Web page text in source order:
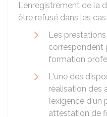
L'enregistrement de la
être refusé dans les
Les
correspondent
formation
L'une des
réalisation des
(exigence d'un
attestation de